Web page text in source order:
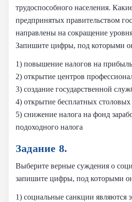
трудоспособного населения.
предпринятых правительством
направлены на сокращение
Запишите цифры, под которыми
1) повышение налогов на
2) открытие центров
3) создание государственной
4) открытие бесплатных
5) снижение налога на фонд
подоходного налога
Задание 8.
Выберите верные суждения о
запишите цифры, под которыми
1) социальные санкции являются